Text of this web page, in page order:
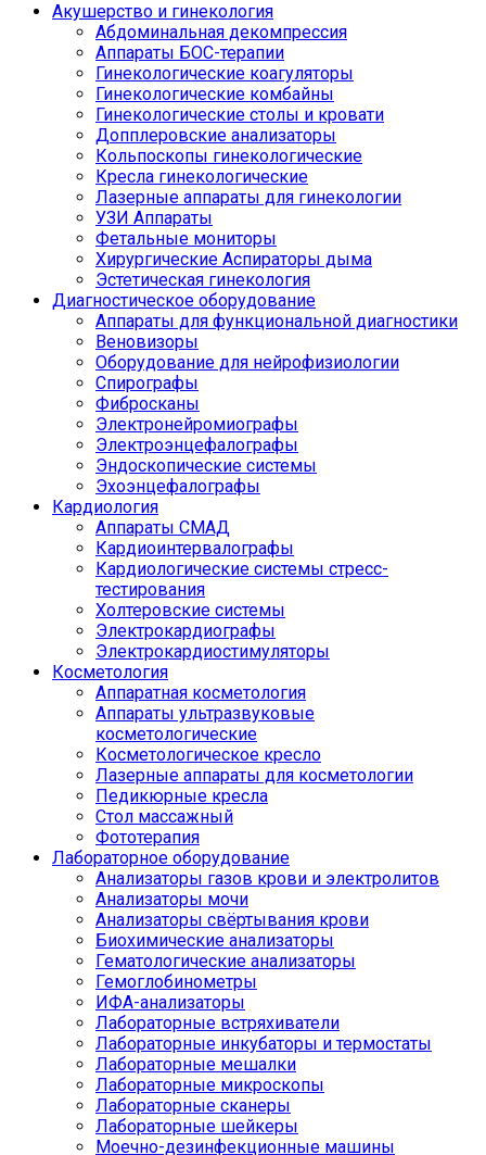
Акушерство и гинекология
Абдоминальная декомпрессия
Аппараты БОС-терапии
Гинекологические коагуляторы
Гинекологические комбайны
Гинекологические столы и кровати
Допплеровские анализаторы
Кольпоскопы гинекологические
Кресла гинекологические
Лазерные аппараты для гинекологии
УЗИ Аппараты
Фетальные мониторы
Хирургические Аспираторы дыма
Эстетическая гинекология
Диагностическое оборудование
Аппараты для функциональной диагностики
Веновизоры
Оборудование для нейрофизиологии
Спирографы
Фибросканы
Электронейромиографы
Электроэнцефалографы
Эндоскопические системы
Эхоэнцефалографы
Кардиология
Аппараты СМАД
Кардиоинтервалографы
Кардиологические системы стресс-
тестирования
Холтеровские системы
Электрокардиографы
Электрокардиостимуляторы
Косметология
Аппаратная косметология
Аппараты ультразвуковые
косметологические
Косметологическое кресло
Лазерные аппараты для косметологии
Педикюрные кресла
Стол массажный
Фототерапия
Лабораторное оборудование
Анализаторы газов крови и электролитов
Анализаторы мочи
Анализаторы свёртывания крови
Биохимические анализаторы
Гематологические анализаторы
Гемоглобинометры
ИФА-анализаторы
Лабораторные встряхиватели
Лабораторные инкубаторы и термостаты
Лабораторные мешалки
Лабораторные микроскопы
Лабораторные сканеры
Лабораторные шейкеры
Моечно-дезинфекционные машины